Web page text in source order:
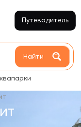
Найти
Путеводитель